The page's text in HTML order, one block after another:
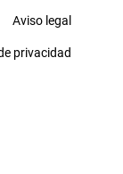
Aviso legal
privacidad